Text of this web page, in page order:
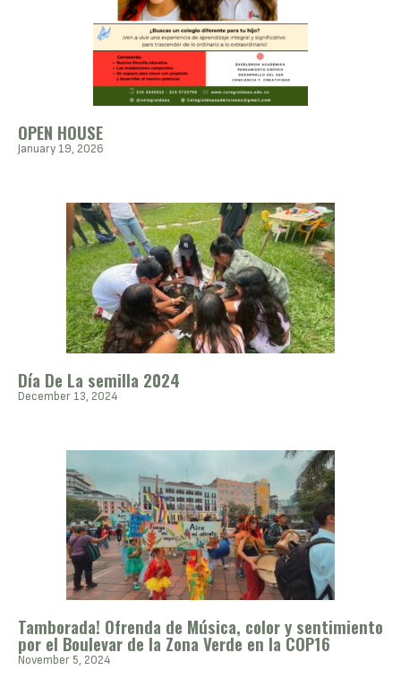
OPEN HOUSE
January 19, 2026
Día De La semilla 2024
December 13, 2024
Tamborada! Ofrenda de Música, color y sentimiento
por el Boulevar de la Zona Verde en la COP16
November 5, 2024